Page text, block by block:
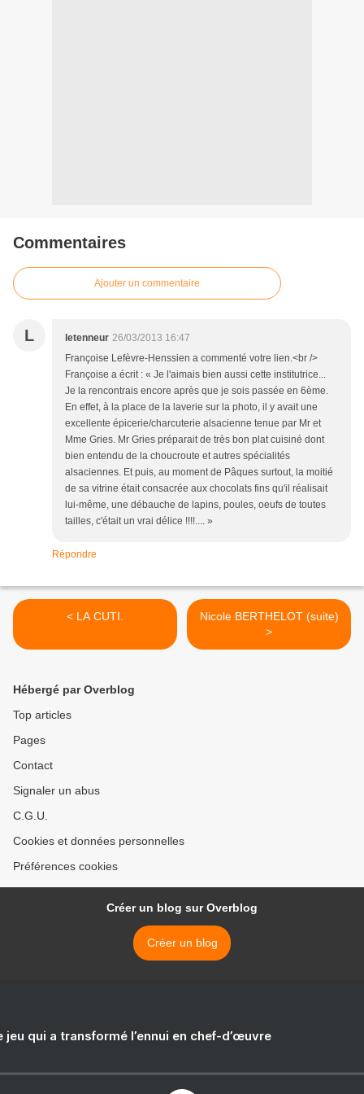
Commentaires
Ajouter un commentaire
L letenneur 26/03/2013 16:47
Françoise Lefèvre-Henssien a commenté votre lien.<br />
Françoise a écrit : « Je l'aimais bien aussi cette institutrice...
Je la rencontrais encore après que je sois passée en 6ème.
En effet, à la place de la laverie sur la photo, il y avait une
excellente épicerie/charcuterie alsacienne tenue par Mr et
Mme Gries. Mr Gries préparait de très bon plat cuisiné dont
bien entendu de la choucroute et autres spécialités
alsaciennes. Et puis, au moment de Pâques surtout, la moitié
de sa vitrine était consacrée aux chocolats fins qu'il réalisait
lui-même, une débauche de lapins, poules, oeufs de toutes
tailles, c'était un vrai délice !!!!.... »
Répondre
< LA CUTI.
Nicole BERTHELOT (suite)
>
Hébergé par Overblog
Top articles
Pages
Contact
Signaler un abus
C.G.U.
Cookies et données personnelles
Préférences cookies
Créer un blog sur Overblog
Créer un blog
jeu qui a transformé l’ennui en chef-d’œuvre